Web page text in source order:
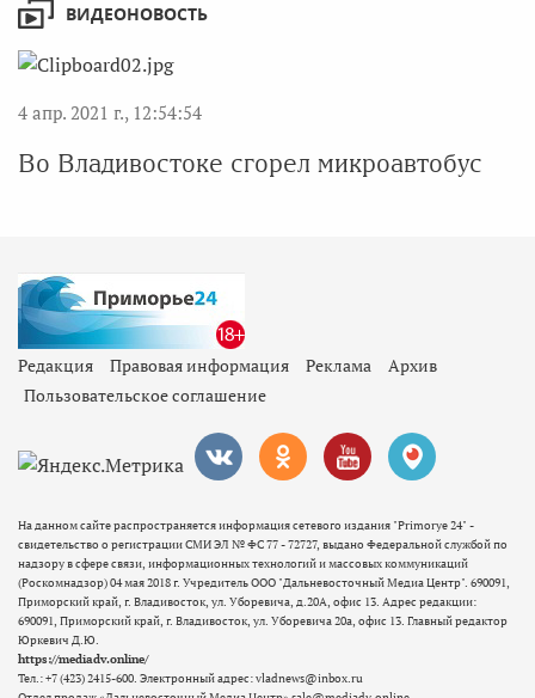
ВИДЕОНОВОСТЬ
4 апр. 2021 г., 12:54:54
Во Владивостоке сгорел микроавтобус
Редакция Правовая информация Реклама
Архив
Пользовательское соглашение
На данном сайте распространяется информация сетевого издания "Primorye 24" -
свидетельство о регистрации СМИ ЭЛ № ФС 77 - 72727, выдано Федеральной службой по
надзору в сфере связи, информационных технологий и массовых коммуникаций
(Роскомнадзор) 04 мая 2018 г. Учредитель ООО "Дальневосточный Медиа Центр". 690091,
Приморский край, г. Владивосток, ул. Уборевича, д.20А, офис 13. Адрес редакции:
690091, Приморский край, г. Владивосток, ул. Уборевича 20а, офис 13. Главный редактор
Юркевич Д.Ю.
https://mediadv.online/
Тел.: +7 (423) 2415-600. Электронный адрес: vladnews@inbox.ru